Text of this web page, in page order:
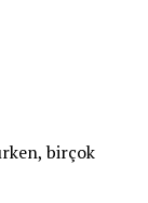
birçok